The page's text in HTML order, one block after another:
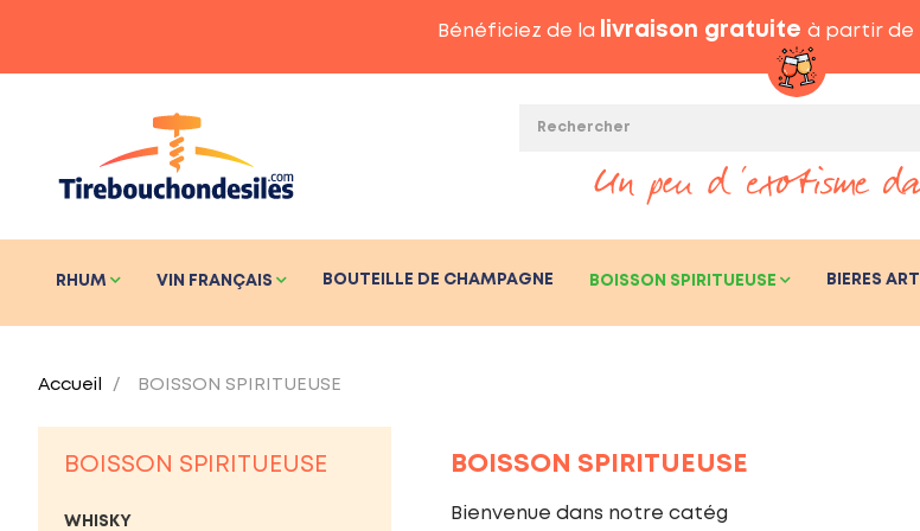
Bénéficiez de la livraison gratuite à partir de
RHUM VIN FRANÇAIS BOUTEILLE DE CHAMPAGNE BOISSON SPIRITUEUSE BIERES
Accueil BOISSON SPIRITUEUSE
BOISSON SPIRITUEUSE
WHISKY
BOISSON SPIRITUEUSE
Bienvenue dans notre catég